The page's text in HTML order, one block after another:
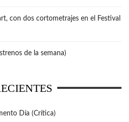
con dos cortometrajes en el Festival
de la semana)
Día (Crítica)